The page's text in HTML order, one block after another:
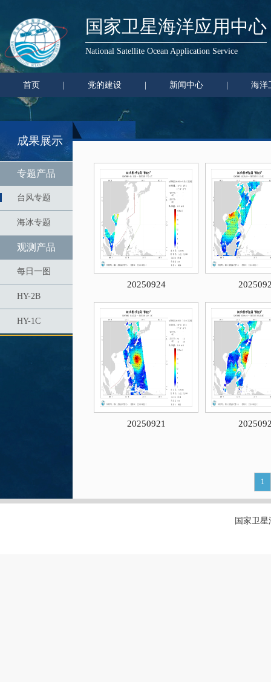
国家卫星海洋应用中心
National Satellite Ocean Application Service
首页 党的建设 新闻中心 海洋
成果展示
专题产品
台风专题
海冰专题
观测产品
每日一图
HY-2B
HY-1C
20250924
20250921
1
国家卫